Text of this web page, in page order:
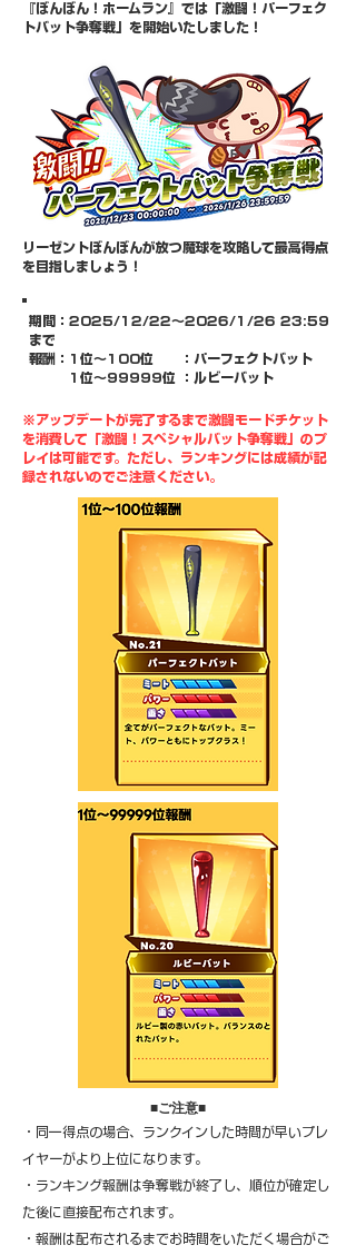
『ぼんぼん！ホームラン』では「激闘！パーフェク
トバット争奪戦」を開始いたしました！
リーゼントぼんぼんが放つ魔球を攻略して最高得点
を目指しましょう！
期間：​2025/12/22～2026/1/26 23:59
まで
報酬：1位～100位 ：パーフェクトバット
1位～99999位 ：ルビーバット
※アップデートが完了するまで激闘モードチケット
を消費して「激闘！スペシャルバット争奪戦」のプ
レイは可能です。ただし、ランキングには成績が記
録されないのでご注意ください。
​■ご注意■
・同一得点の場合、ランクインした時間が早いプレ
イヤーがより上位になります。
・ランキング報酬は争奪戦が終了し、順位が確定し
た後に直接配布されます。
・報酬は配布されるまでお時間をいただく場合がご